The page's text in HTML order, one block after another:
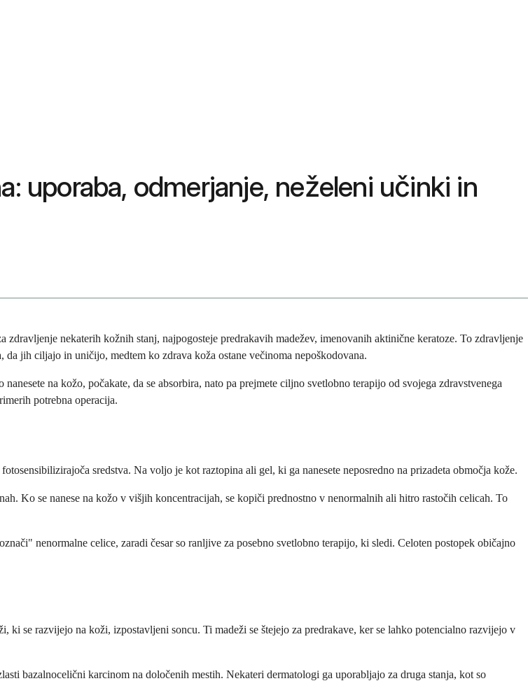
uporaba, odmerjanje, neželeni učinki in
nekaterih kožnih stanj, najpogosteje predrakavih madežev, imenovanih aktinične keratoze. To zdravljenje
jih ciljajo in uničijo, medtem ko zdrava koža ostane večinoma nepoškodovana.
na kožo, počakate, da se absorbira, nato pa prejmete ciljno svetlobno terapijo od svojega zdravstvenega
potrebna operacija.
sredstva. Na voljo je kot raztopina ali gel, ki ga nanesete neposredno na prizadeta območja kože.
Ko se nanese na kožo v višjih koncentracijah, se kopiči prednostno v nenormalnih ali hitro rastočih celicah. To
nenormalne celice, zaradi česar so ranljive za posebno svetlobno terapijo, ki sledi. Celoten postopek običajno
se razvijejo na koži, izpostavljeni soncu. Ti madeži se štejejo za predrakave, ker se lahko potencialno razvijejo v
bazalnocelični karcinom na določenih mestih. Nekateri dermatologi ga uporabljajo za druga stanja, kot so